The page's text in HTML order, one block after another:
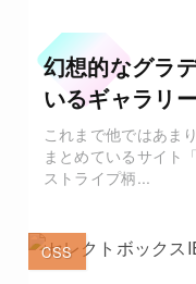
幻想的なグラ
いるギャラリ
これまで他ではあま
まとめているサイト
ストライプ柄...
CSS